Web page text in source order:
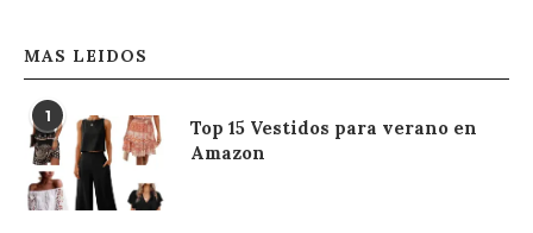
MAS LEIDOS
1
Top 15 Vestidos para verano en
Amazon